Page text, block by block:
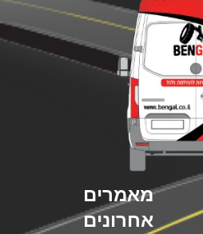
מאמרים
אחרונים